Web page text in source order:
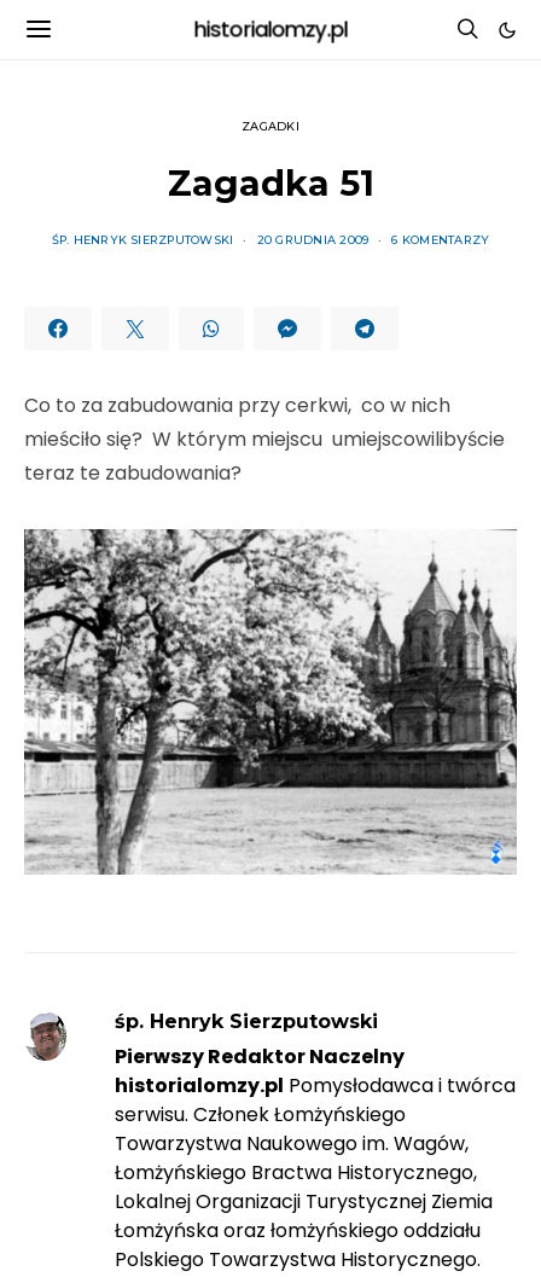
historialomzy.pl
ZAGADKI
Zagadka 51
ŚP. HENRYK SIERZPUTOWSKI 20 GRUDNIA 2009 6 KOMENTARZY
Co to za zabudowania przy cerkwi, co w nich
mieściło się? W którym miejscu umiejscowilibyście
teraz te zabudowania?
śp. Henryk Sierzputowski
Pierwszy Redaktor Naczelny
historialomzy.pl Pomysłodawca i twórca
serwisu. Członek Łomżyńskiego
Towarzystwa Naukowego im. Wagów,
Łomżyńskiego Bractwa Historycznego,
Lokalnej Organizacji Turystycznej Ziemia
Łomżyńska oraz łomżyńskiego oddziału
Polskiego Towarzystwa Historycznego.